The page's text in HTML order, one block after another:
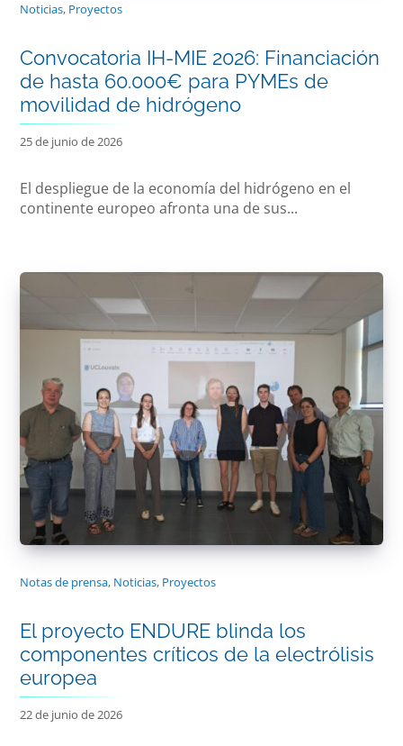
Noticias, Proyectos
Convocatoria IH-MIE 2026: Financiación
de hasta 60.000€ para PYMEs de
movilidad de hidrógeno
25 de junio de 2026
El despliegue de la economía del hidrógeno en el
continente europeo afronta una de sus...
Notas de prensa, Noticias, Proyectos
El proyecto ENDURE blinda los
componentes críticos de la electrólisis
europea
22 de junio de 2026